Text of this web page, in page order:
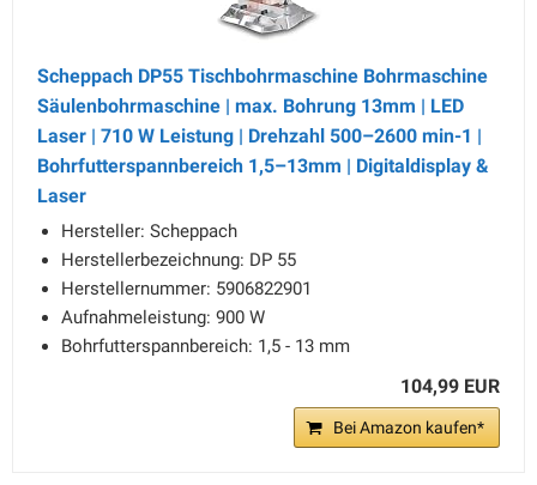
Scheppach DP55 Tischbohrmaschine Bohrmaschine
Säulenbohrmaschine | max. Bohrung 13mm | LED
Laser | 710 W Leistung | Drehzahl 500–2600 min-1 |
Bohrfutterspannbereich 1,5–13mm | Digitaldisplay &
Laser
Hersteller: Scheppach
Herstellerbezeichnung: DP 55
Herstellernummer: 5906822901
Aufnahmeleistung: 900 W
Bohrfutterspannbereich: 1,5 - 13 mm
104,99 EUR
Bei Amazon kaufen*